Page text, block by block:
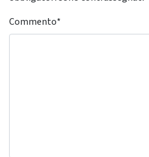
Commento*